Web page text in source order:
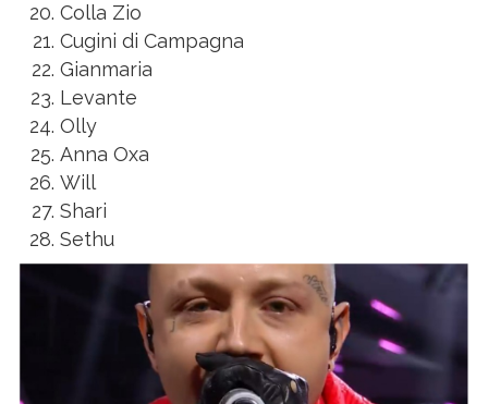
Colla Zio
Cugini di Campagna
Gianmaria
Levante
Olly
Anna Oxa
Will
Shari
Sethu